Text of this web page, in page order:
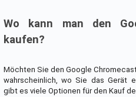
Wo kann man den
kaufen?
Möchten Sie den Google
wahrscheinlich, wo Sie das Gerät
gibt es viele Optionen für den Kauf